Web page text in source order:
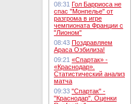
08:31 Гол Барриоса не
спас "Монпелье" от
разгрома в игре
чемпионата Франции с
"Лионом"
08:43 Поздравляем
Араса Озбилиза!
09:21 «Спартак» -
«Краснодар».
Статистический анализ
матча
09:33 "Спартак" -
"Краснодар". Оценки